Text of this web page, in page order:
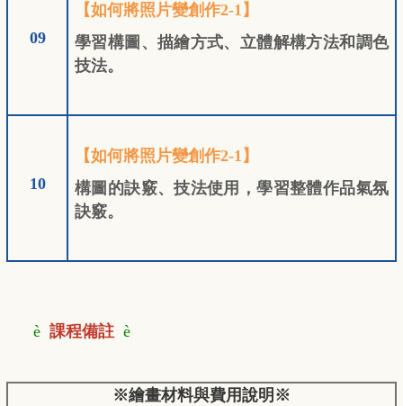
09
【如何將照片變創作2-1】
學習構圖、描繪方式、立體解構方法和調色
技法。
10
【如何將照片變創作2-1】
構圖的訣竅、技法使用，學習整體作品氣氛
訣竅。
è 課程備註 è
※繪畫材料與費用說明※